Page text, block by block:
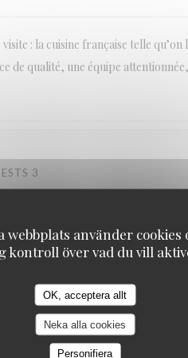
webbplats använder cookies
kontroll över vad du vill
OK, acceptera allt
Neka alla cookies
Personifiera
: la cuisine française telle qu’on
de qualité, une équipe
3
: 5/5 MENU: 5/5 QUALITY_PRICE
site: en bord de Seine
1 2 3